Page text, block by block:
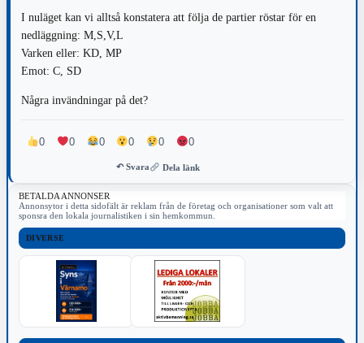
I nuläget kan vi alltså konstatera att följa de partier röstar för en
nedläggning: M,S,V,L
Varken eller: KD, MP
Emot: C, SD
Några invändningar på det?
0 0 0 0 0 0
↶ Svara Dela länk
BETALDA ANNONSER
Annonsytor i detta sidofält är reklam från de företag och organisationer som valt att
sponsra den lokala journalistiken i sin hemkommun.
DIVERSE